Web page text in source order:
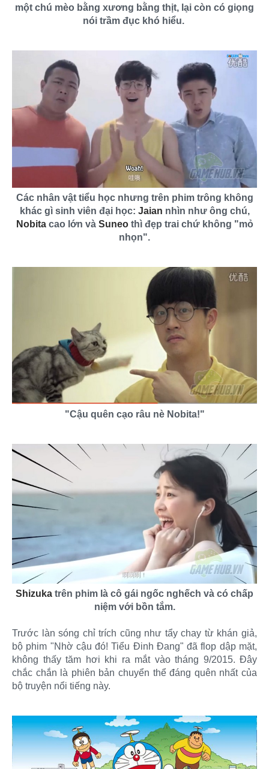
một chú mèo bằng xương bằng thịt, lại còn có giọng
nói trầm đục khó hiểu.
Các nhân vật tiểu học nhưng trên phim trông không
khác gì sinh viên đại học: Jaian nhìn như ông chú,
Nobitacao lớn và Suneothì đẹp trai chứ không "mỏ
nhọn".
"Cậu quên cạo râu nè Nobita!"
Shizuka trên phim là cô gái ngốc nghếch và có chấp
niệm với bồn tắm.
Trước làn sóng chỉ trích cũng như tẩy chay từ khán giả,
bộ phim "Nhờ cậu đó! Tiểu Đinh Đang" đã flop dập mặt,
không thấy tăm hơi khi ra mắt vào tháng 9/2015. Đây
chắc chắn là phiên bản chuyển thể đáng quên nhất của
bộ truyện nổi tiếng này.